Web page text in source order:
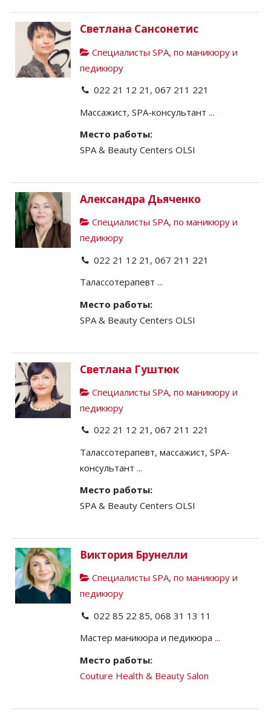
Светлана Сансонетис
Специалисты SPA, по маникюру и
педикюру
022 21 12 21, 067 211 221
Массажист, SPA-консультант ...
Место работы:
SPA & Beauty Centers OLSI
Александра Дьяченко
Специалисты SPA, по маникюру и
педикюру
022 21 12 21, 067 211 221
Талассотерапевт ...
Место работы:
SPA & Beauty Centers OLSI
Светлана Гуштюк
Специалисты SPA, по маникюру и
педикюру
022 21 12 21, 067 211 221
Талассотерапевт, массажист, SPA-
консультант ...
Место работы:
SPA & Beauty Centers OLSI
Виктория Брунелли
Специалисты SPA, по маникюру и
педикюру
022 85 22 85, 068 31 13 11
Мастер маникюра и педикюра ...
Место работы:
Couture Health & Beauty Salon